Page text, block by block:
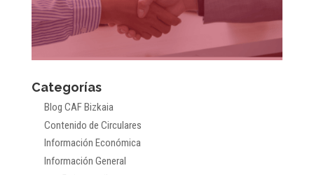
Categorías
Blog CAF Bizkaia
Contenido de Circulares
Información Económica
Información General